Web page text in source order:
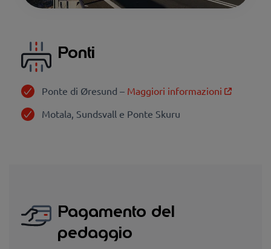
Ponti
Ponte di Øresund – Maggiori informazioni
Motala, Sundsvall e Ponte Skuru
Pagamento del
pedaggio